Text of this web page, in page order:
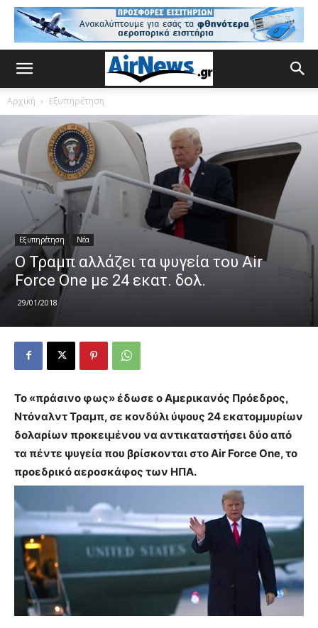
Αρχική Εξυπηρέτηση
Εξυπηρέτηση Νέα
Ο Τραμπ αλλάζει τα ψυγεία του Air
Force One με 24 εκατ. δολ.
29/01/2018
Το «πράσινο φως» έδωσε ο Αμερικανός Πρόεδρος,
Ντόναλντ Τραμπ, σε κονδύλι ύψους 24 εκατομμυρίων
δολαρίων προκειμένου να αντικαταστήσει δύο από
τα πέντε ψυγεία που βρίσκονται στο Air Force One, το
προεδρικό αεροσκάφος των ΗΠΑ.